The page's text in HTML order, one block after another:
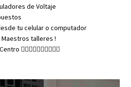
de Voltaje
tu celular o computador
talleres !
👇🏼👇🏼👇🏼👇🏼👇🏼